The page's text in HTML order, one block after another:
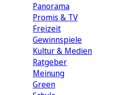
Panorama
Promis & TV
Freizeit
Gewinnspiele
Kultur & Medien
Ratgeber
Meinung
Green